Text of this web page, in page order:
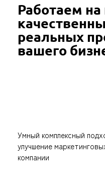
Работаем
реальных
вашего
Умный комплексный
улучшение
компании